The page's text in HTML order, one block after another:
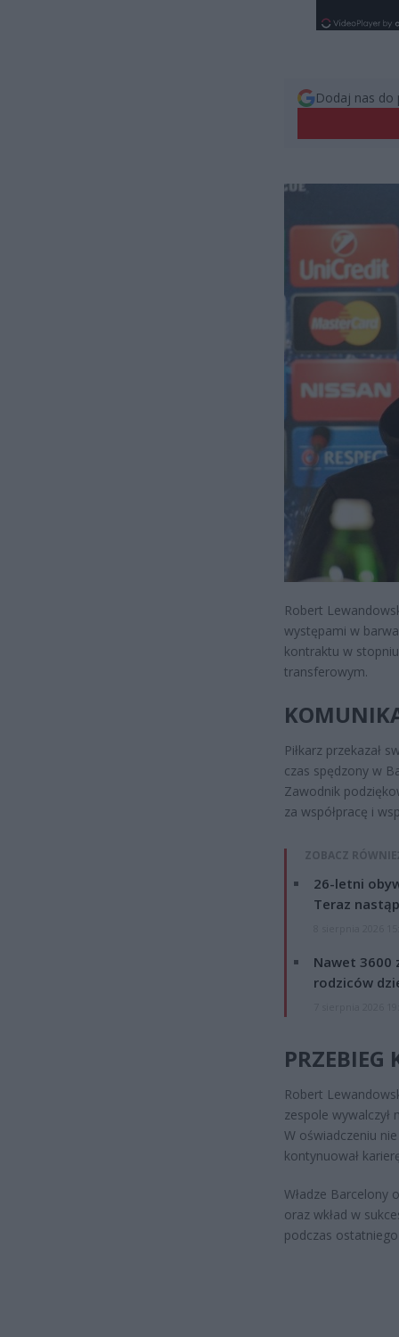
Dodaj nas do
Robert
występami w
kontraktu w
transferowym.
Piłkarz przekazał
czas spędzony w
Zawodnik
za współpracę i
ZOBACZ
26-letni
Teraz
Nawet 3600
rodziców
Robert
zespole
W oświadczeniu
kontynuował
Władze Barcelony
oraz wkład w
podczas